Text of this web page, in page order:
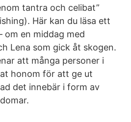
tantra och celibat”
Här kan du läsa ett
om en middag med
Lena som gick åt skogen.
att många personer i
honom för att ge ut
det innebär i form av